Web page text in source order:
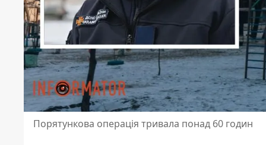
Порятункова операція тривала понад 60 годин